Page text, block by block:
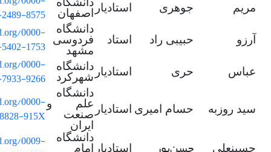
مریم جوهری استادیار
اصفهان
8575
آرزو حبیبی راد استاد
دانشگاه
فردوسی
مشهد
0000-
1753
عباس حری استادیار دانشگاه
شهرکرد
0000-
9266
سید روزبه حسام امیری استادیار
دانشگاه
علم و
صنعت
ایران
0000-
915X
حسینعلی استادیار
دانشگاه
امام
0009-